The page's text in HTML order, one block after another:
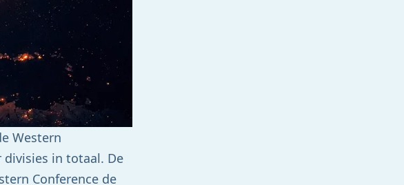
Western
divisies in totaal. De
Conference de